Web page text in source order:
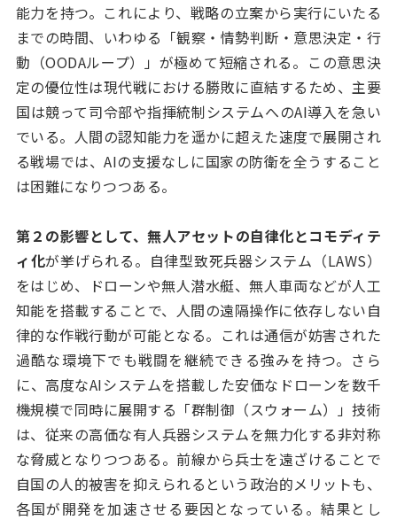
能力を持つ。これにより、戦略の立案から実行にいたる
までの時間、いわゆる「観察・情勢判断・意思決定・行
動（OODAループ）」が極めて短縮される。この意思決
定の優位性は現代戦における勝敗に直結するため、主要
国は競って司令部や指揮統制システムへのAI導入を急い
でいる。人間の認知能力を遥かに超えた速度で展開され
る戦場では、AIの支援なしに国家の防衛を全うすること
は困難になりつつある。
第２の影響として、無人アセットの自律化とコモディテ
ィ化が挙げられる。自律型致死兵器システム（LAWS）
をはじめ、ドローンや無人潜水艇、無人車両などが人工
知能を搭載することで、人間の遠隔操作に依存しない自
律的な作戦行動が可能となる。これは通信が妨害された
過酷な環境下でも戦闘を継続できる強みを持つ。さら
に、高度なAIシステムを搭載した安価なドローンを数千
機規模で同時に展開する「群制御（スウォーム）」技術
は、従来の高価な有人兵器システムを無力化する非対称
な脅威となりつつある。前線から兵士を遠ざけることで
自国の人的被害を抑えられるという政治的メリットも、
各国が開発を加速させる要因となっている。結果とし